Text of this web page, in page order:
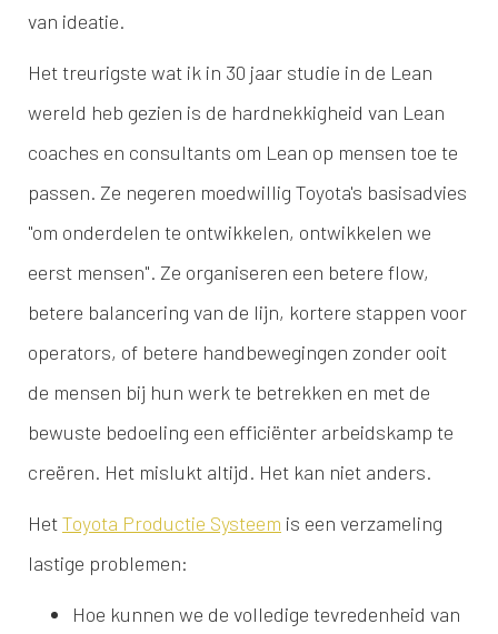
van ideatie.
Het treurigste wat ik in 30 jaar studie in de Lean
wereld heb gezien is de hardnekkigheid van Lean
coaches en consultants om Lean op mensen toe te
passen. Ze negeren moedwillig Toyota's basisadvies
"om onderdelen te ontwikkelen, ontwikkelen we
eerst mensen". Ze organiseren een betere flow,
betere balancering van de lijn, kortere stappen voor
operators, of betere handbewegingen zonder ooit
de mensen bij hun werk te betrekken en met de
bewuste bedoeling een efficiënter arbeidskamp te
creëren. Het mislukt altijd. Het kan niet anders.
HetToyota Productie Systeem is een verzameling
lastige problemen:
Hoe kunnen we de volledige tevredenheid van